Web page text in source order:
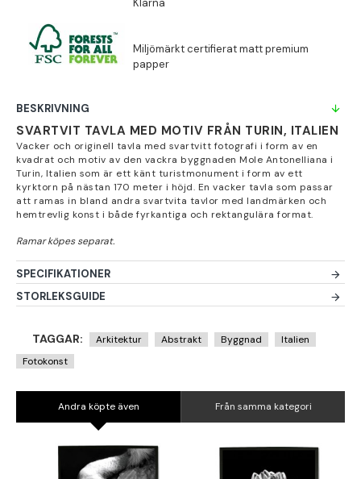
BESKRIVNING
SVARTVIT TAVLA MED MOTIV FRÅN TURIN, ITALIEN
Vacker och originell tavla med svartvitt fotografi i form av en
kvadrat och motiv av den vackra byggnaden Mole Antonelliana i
Turin, Italien som är ett känt turistmonument i form av ett
kyrktorn på nästan 170 meter i höjd. En vacker tavla som passar
att ramas in bland andra svartvita tavlor med landmärken och
hemtrevlig konst i både fyrkantiga och rektangulära format.
SPECIFIKATIONER
STORLEKSGUIDE
TAGGAR: Arkitektur Abstrakt Byggnad
Italien
Fotokonst
Andra köpte även Från samma kategori